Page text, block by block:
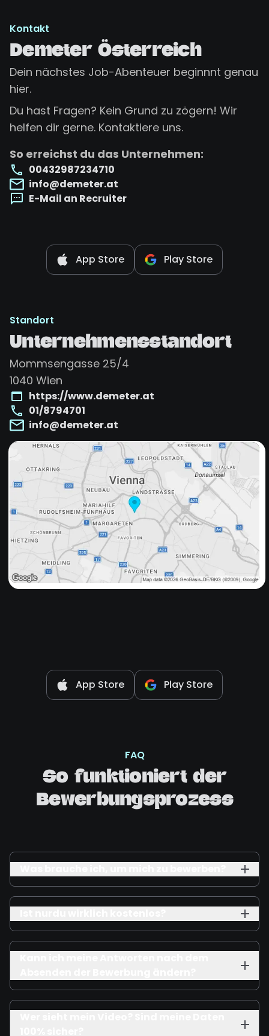
Kontakt
Demeter Österreich
Dein nächstes Job-Abenteuer beginnnt genau
hier.
Du hast Fragen? Kein Grund zu zögern! Wir
helfen dir gerne. Kontaktiere uns.
So erreichst du das Unternehmen:
00432987234710
info@demeter.at
E-Mail an Recruiter
App Store Play Store
Standort
Unternehmensstandort
Mommsengasse 25/4
1040 Wien
https://www.demeter.at
01/8794701
info@demeter.at
App Store Play Store
FAQ
So funktioniert der
Bewerbungsprozess